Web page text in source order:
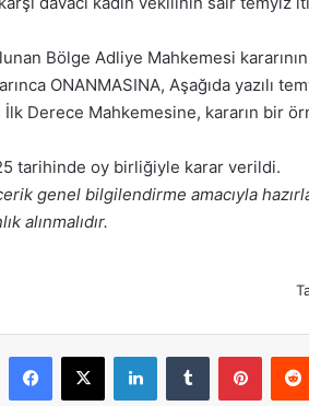
Bölge Adliye Mahkemesi
ONANMASINA, Aşağıda yazılı
İlk Derece Mahkemesine, kararın bir
tarihinde oy birliğiyle karar verildi.
genel bilgilendirme amacıyla
alınmalıdır.